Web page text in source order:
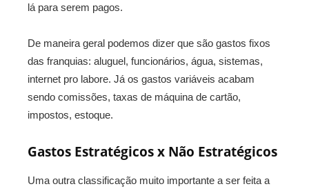
lá para serem pagos.
De maneira geral podemos dizer que são gastos fixos
das franquias: aluguel, funcionários, água, sistemas,
internet pro labore. Já os gastos variáveis acabam
sendo comissões, taxas de máquina de cartão,
impostos, estoque.
Gastos Estratégicos x Não Estratégicos
Uma outra classificação muito importante a ser feita a